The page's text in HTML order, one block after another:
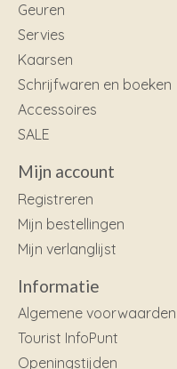
Geuren
Servies
Kaarsen
Schrijfwaren en boeken
Accessoires
SALE
Mijn account
Registreren
Mijn bestellingen
Mijn verlanglijst
Informatie
Algemene voorwaarden
Tourist InfoPunt
Openingstijden